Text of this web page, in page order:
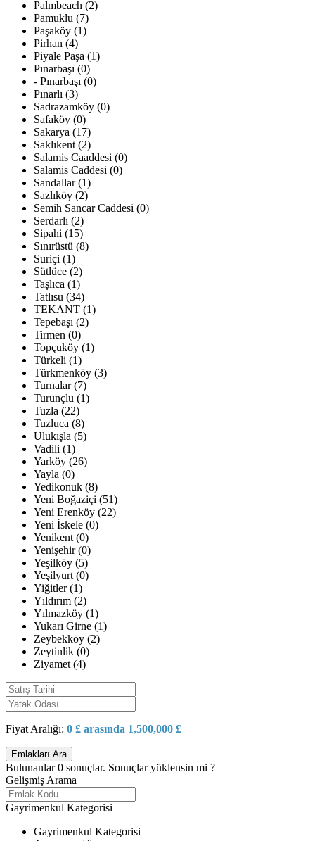
Palmbeach (2)
Pamuklu (7)
Paşaköy (1)
Pirhan (4)
Piyale Paşa (1)
Pınarbaşı (0)
- Pınarbaşı (0)
Pınarlı (3)
Sadrazamköy (0)
Safaköy (0)
Sakarya (17)
Saklıkent (2)
Salamis Caaddesi (0)
Salamis Caddesi (0)
Sandallar (1)
Sazlıköy (2)
Semih Sancar Caddesi (0)
Serdarlı (2)
Sipahi (15)
Sınırüstü (8)
Suriçi (1)
Sütlüce (2)
Taşlıca (1)
Tatlısu (34)
TEKANT (1)
Tepebaşı (2)
Tirmen (0)
Topçuköy (1)
Türkeli (1)
Türkmenköy (3)
Turnalar (7)
Turunçlu (1)
Tuzla (22)
Tuzluca (8)
Ulukışla (5)
Vadili (1)
Yarköy (26)
Yayla (0)
Yedikonuk (8)
Yeni Boğaziçi (51)
Yeni Erenköy (22)
Yeni İskele (0)
Yenikent (0)
Yenişehir (0)
Yeşilköy (5)
Yeşilyurt (0)
Yiğitler (1)
Yıldırım (2)
Yılmazköy (1)
Yukarı Girne (1)
Zeybekköy (2)
Zeytinlik (0)
Ziyamet (4)
Fiyat Aralığı: 0 £ arasında 1,500,000 £
Bulunanlar0 sonuçlar. Sonuçlar yüklensin mi ?
Gelişmiş Arama
Gayrimenkul Kategorisi
Gayrimenkul Kategorisi